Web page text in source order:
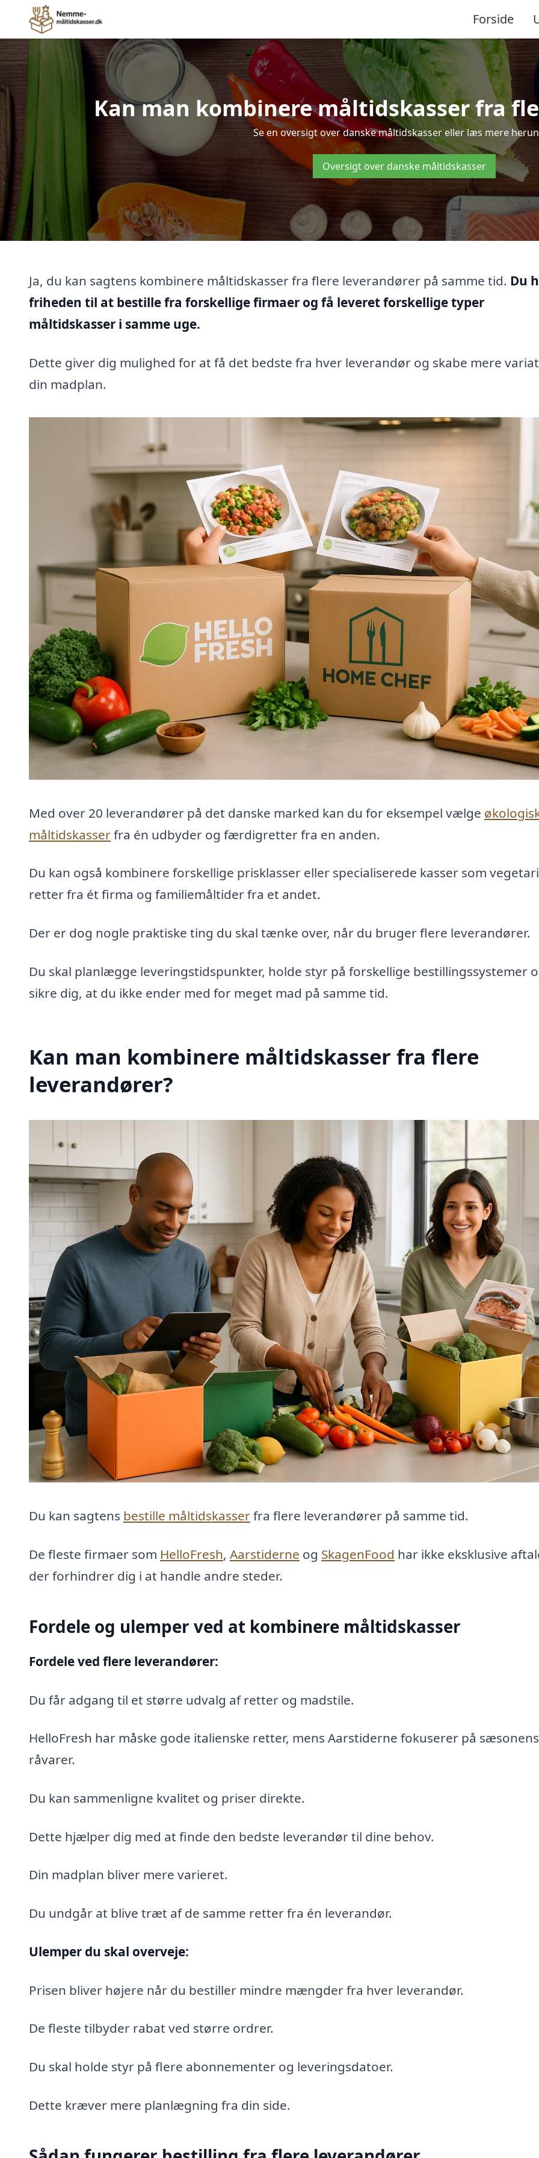
Forside
Kan man kombinere måltidskasser fra
Se en oversigt over danske måltidskasser eller læs mere
Oversigt over danske måltidskasser
Ja, du kan sagtens kombinere måltidskasser fra flere leverandører på samme tid. Du
friheden til at bestille fra forskellige firmaer og få leveret forskellige typer
måltidskasser i samme uge.
Dette giver dig mulighed for at få det bedste fra hver leverandør og skabe mere
din madplan.
Med over 20 leverandører på det danske marked kan du for eksempel vælge
måltidskasserfra én udbyder og færdigretter fra en anden.
Du kan også kombinere forskellige prisklasser eller specialiserede kasser som
retter fra ét firma og familiemåltider fra et andet.
Der er dog nogle praktiske ting du skal tænke over, når du bruger flere leverandører.
Du skal planlægge leveringstidspunkter, holde styr på forskellige bestillingssystemer
sikre dig, at du ikke ender med for meget mad på samme tid.
Kan man kombinere måltidskasser fra flere
leverandører?
Du kan sagtens bestille måltidskasserfra flere leverandører på samme tid.
De fleste firmaer som HelloFresh, Aarstiderne og SkagenFood har ikke eksklusive
der forhindrer dig i at handle andre steder.
Fordele og ulemper ved at kombinere måltidskasser
Fordele ved flere leverandører:
Du får adgang til et større udvalg af retter og madstile.
HelloFresh har måske gode italienske retter, mens Aarstiderne fokuserer på sæsonens
råvarer.
Du kan sammenligne kvalitet og priser direkte.
Dette hjælper dig med at finde den bedste leverandør til dine behov.
Din madplan bliver mere varieret.
Du undgår at blive træt af de samme retter fra én leverandør.
Ulemper du skal overveje:
Prisen bliver højere når du bestiller mindre mængder fra hver leverandør.
De fleste tilbyder rabat ved større ordrer.
Du skal holde styr på flere abonnementer og leveringsdatoer.
Dette kræver mere planlægning fra din side.